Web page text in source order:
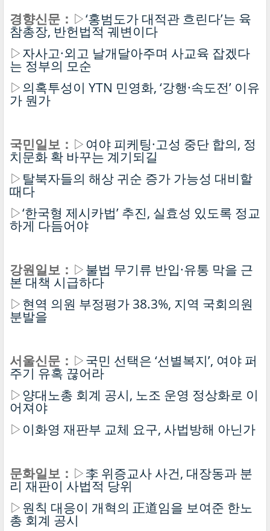
경향신문： ▷‘홍범도가 대적관 흐린다’는 육
참총장, 반헌법적 궤변이다
▷자사고·외고 날개달아주며 사교육 잡겠다
는 정부의 모순
▷의혹투성이 YTN 민영화, ‘강행·속도전’ 이유
가 뭔가
국민일보： ▷여야 피케팅·고성 중단 합의, 정
치문화 확 바꾸는 계기되길
▷ 탈북자들의 해상 귀순 증가 가능성 대비할
때다
▷‘한국형 제시카법’ 추진, 실효성 있도록 정교
하게 다듬어야
강원일보： ▷불법 무기류 반입·유통 막을 근
본 대책 시급하다
▷현역 의원 부정평가 38.3%, 지역 국회의원
분발을
서울신문： ▷국민 선택은 ‘선별복지’, 여야 퍼
주기 유혹 끊어라
▷양대노총 회계 공시, 노조 운영 정상화로 이
어져야
▷ 이화영 재판부 교체 요구, 사법방해 아닌가
문화일보： ▷李 위증교사 사건, 대장동과 분
리 재판이 사법적 당위
▷원칙 대응이 개혁의 正道임을 보여준 한노
총 회계 공시